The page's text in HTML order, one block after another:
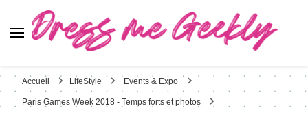
Accueil LifeStyle Events & Expo
Paris Games Week 2018 - Temps forts et photos